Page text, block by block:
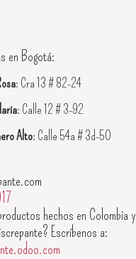
en Bogotá:
: Cra 13 # 82-24
: Calle 12 # 3-92
Alto: Calle 54a # 3d-50
hechos en Colombia y
Escríbenos a: